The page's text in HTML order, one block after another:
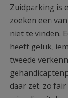
Zuidparking is
zoeken een
niet te vinden.
heeft geluk,
tweede
daar zet. zo fair